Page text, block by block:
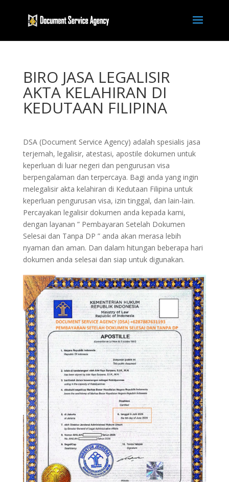
BIRO JASA LEGALISIR
AKTA KELAHIRAN DI
KEDUTAAN FILIPINA
DSA (Document Service Agency) adalah spesialis jasa
terjemah, legalisir, atestasi, apostile dokumen untuk
keperluan di luar negeri dan pengurusan visa
berpengalaman dan terpercaya. Bagi anda yang ingin
melegalisir akta kelahiran di Kedutaan Filipina untuk
keperluan pengurusan visa, izin tinggal, dan lain-lain.
Percayakan legalisir dokumen anda kepada kami,
dengan layanan ” Pembayaran Setelah Dokumen
Selesai dan Tanpa DP ” anda akan merasa lebih
nyaman dan aman. Dan dalam hitungan beberapa hari
dokumen anda selesai dan siap untuk digunakan.